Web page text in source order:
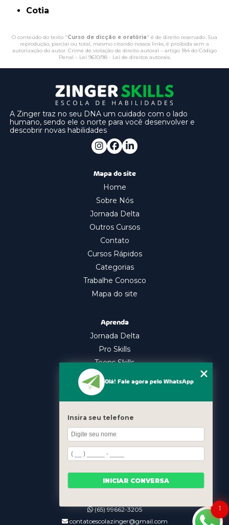
Cotia
O conteúdo do texto "Curso de dicção e oratória" é de direito reservado. Sua
reprodução, parcial ou total, mesmo citando nossos links, é proibida sem a
autorização do autor. Crime de violação de direito autoral – artigo 184 do Código
Penal – Lei 9610/98 - Lei de direitos autorais.
A Zinger traz no seu DNA um cuidado com o lado
humano, sendo ele o norte para você desenvolver e
descobrir novas habilidades
Mapa do site
Home
Sobre Nós
Jornada Delta
Outros Cursos
Contato
Cursos Rápidos
Categorias
Trabalhe Conosco
Mapa do site
Aprenda
Jornada Delta
Pro Skills
Teens Skills
In Company
Oratória
Gestão Emocional
Liderança
Contato
(11) 98339-7616
(65) 99662-3205
contatoescolazinger@gmail.com
1
Olá! Fale agora pelo WhatsApp
Insira seu telefone
INICIAR CONVERSA